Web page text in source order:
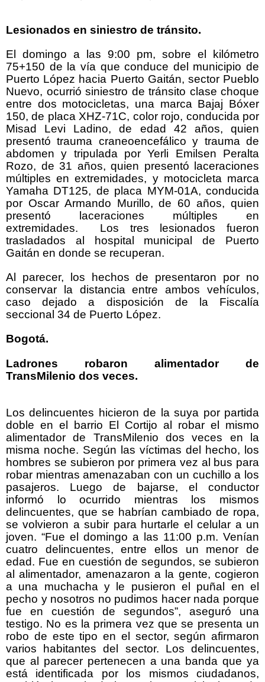
Lesionados en siniestro de tránsito.
El domingo a las 9:00 pm, sobre el kilómetro
75+150 de la vía que conduce del municipio de
Puerto López hacia Puerto Gaitán, sector Pueblo
Nuevo, ocurrió siniestro de tránsito clase choque
entre dos motocicletas, una marca Bajaj Bóxer
150, de placa XHZ-71C, color rojo, conducida por
Misad Levi Ladino, de edad 42 años, quien
presentó trauma craneoencefálico y trauma de
abdomen y tripulada por Yerli Emilsen Peralta
Rozo, de 31 años, quien presentó laceraciones
múltiples en extremidades, y motocicleta marca
Yamaha DT125, de placa MYM-01A, conducida
por Oscar Armando Murillo, de 60 años, quien
presentó laceraciones múltiples en
extremidades. Los tres lesionados fueron
trasladados al hospital municipal de Puerto
Gaitán en donde se recuperan.
Al parecer, los hechos de presentaron por no
conservar la distancia entre ambos vehículos,
caso dejado a disposición de la Fiscalía
seccional 34 de Puerto López.
Bogotá.
Ladrones robaron alimentador de
TransMilenio dos veces.
Los delincuentes hicieron de la suya por partida
doble en el barrio El Cortijo al robar el mismo
alimentador de TransMilenio dos veces en la
misma noche. Según las víctimas del hecho, los
hombres se subieron por primera vez al bus para
robar mientras amenazaban con un cuchillo a los
pasajeros. Luego de bajarse, el conductor
informó lo ocurrido mientras los mismos
delincuentes, que se habrían cambiado de ropa,
se volvieron a subir para hurtarle el celular a un
joven. “Fue el domingo a las 11:00 p.m. Venían
cuatro delincuentes, entre ellos un menor de
edad. Fue en cuestión de segundos, se subieron
al alimentador, amenazaron a la gente, cogieron
a una muchacha y le pusieron el puñal en el
pecho y nosotros no pudimos hacer nada porque
fue en cuestión de segundos”, aseguró una
testigo. No es la primera vez que se presenta un
robo de este tipo en el sector, según afirmaron
varios habitantes del sector. Los delincuentes,
que al parecer pertenecen a una banda que ya
está identificada por los mismos ciudadanos,